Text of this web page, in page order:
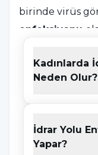
birinde virüs
enfeksiyonu
gelir.
idrar yoluna
geçmesi
oluşması veya
Kadınlarda
Neden Olur?
İdrar Yolu
Yapar?